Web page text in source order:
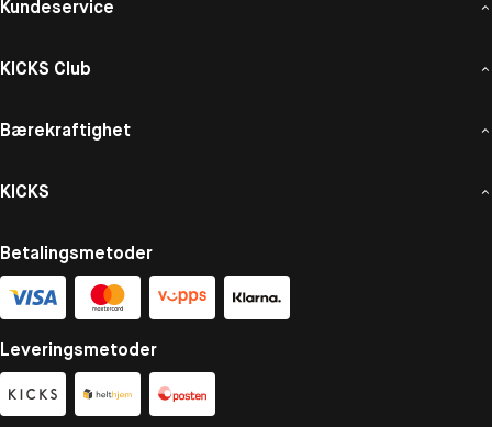
Kundeservice
KICKS Club
Bærekraftighet
KICKS
Betalingsmetoder
Leveringsmetoder